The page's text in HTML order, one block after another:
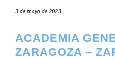
3 de mayo de 2023
ACADEMIA
ZARAGOZA –